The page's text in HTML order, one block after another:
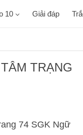
10 Giải đáp
TRẠNG
74 SGK Ngữ